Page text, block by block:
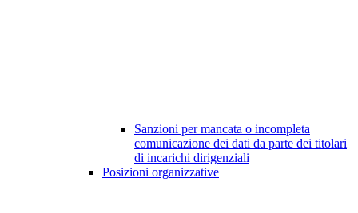
Sanzioni per mancata o incompleta
comunicazione dei dati da parte dei titolari
di incarichi dirigenziali
Posizioni organizzative